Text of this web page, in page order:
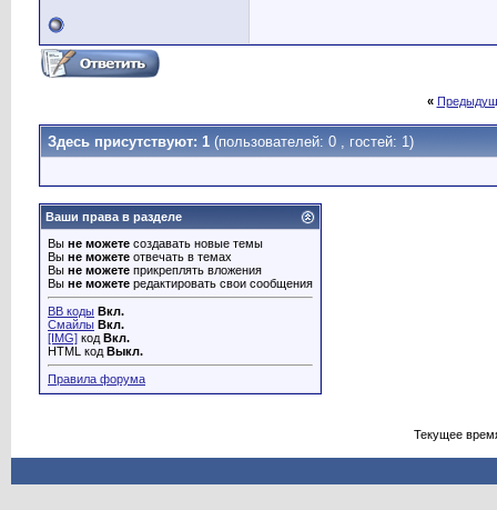
«
Здесь присутствуют: 1 (пользователей: 0 , гостей: 1)
Ваши права в разделе
Вы не можете создавать новые темы
Вы не можете отвечать в темах
Вы не можете прикреплять вложения
Вы не можете редактировать свои сообщения
BB коды Вкл.
Смайлы Вкл.
[IMG] код Вкл.
HTML код Выкл.
Правила форума
Текущее